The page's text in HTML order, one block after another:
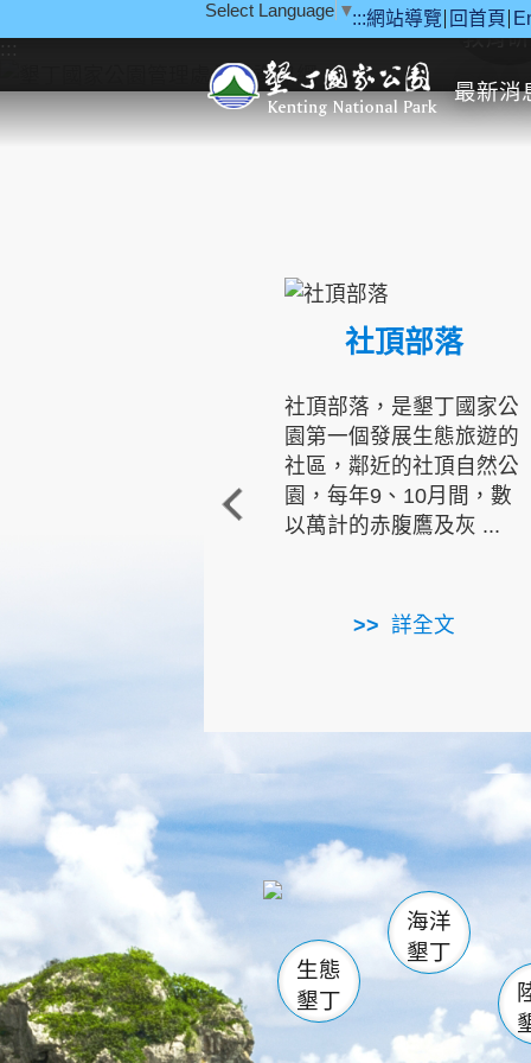
:::網站導覽 回首頁
Select Language ▼
最新消
::: 教育
社頂部落
社頂部落，是墾丁國家公
園第一個發展生態旅遊的
社區，鄰近的社頂自然公
園，每年9、10月間，數
以萬計的赤腹鷹及灰 ...
詳全文
龜山 海生館
恆春
龍鑾潭自
瓊麻館
關山
白砂
生態
墾丁
海洋
墾丁